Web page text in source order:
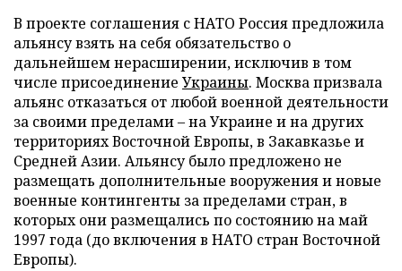
В проекте соглашения с НАТО Россия предложила
альянсу взять на себя обязательство о
дальнейшем нерасширении, исключив в том
числе присоединение Украины. Москва призвала
альянс отказаться от любой военной деятельности
за своими пределами – на Украине и на других
территориях Восточной Европы, в Закавказье и
Средней Азии. Альянсу было предложено не
размещать дополнительные вооружения и новые
военные контингенты за пределами стран, в
которых они размещались по состоянию на май
1997 года (до включения в НАТО стран Восточной
Европы).